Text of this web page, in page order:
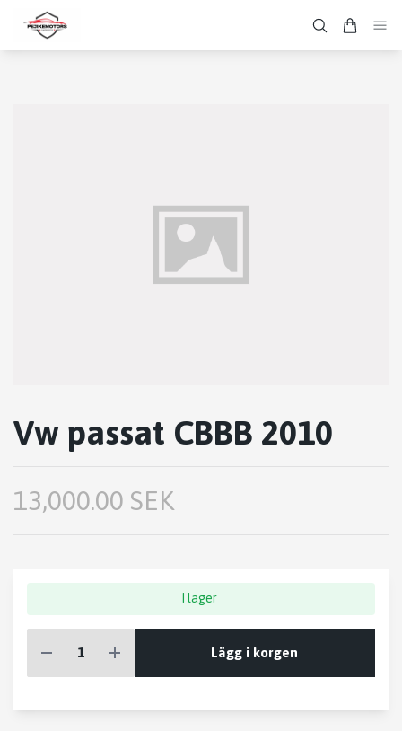
Vw passat CBBB 2010
13,000.00 SEK
I lager
Lägg i korgen